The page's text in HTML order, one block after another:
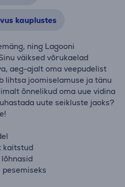
kauplustes
ning Lagooni
väiksed võrukaelad
aeg-ajalt oma veepudelist
lihtsa joomiselamuse ja tänu
õnnelikud oma uue vidina
uute seikluste jaoks?
kaitstud
pesemiseks